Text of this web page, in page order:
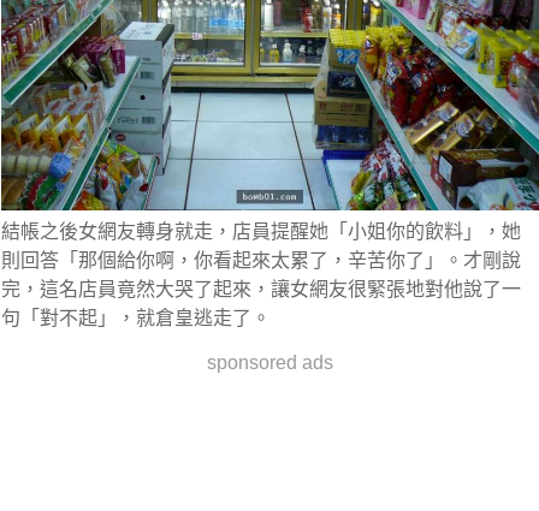
結帳之後女網友轉身就走，店員提醒她「小姐你的飲料」，她
則回答「那個給你啊，你看起來太累了，辛苦你了」。才剛說
完，這名店員竟然大哭了起來，讓女網友很緊張地對他說了一
句「對不起」，就倉皇逃走了。
sponsored ads